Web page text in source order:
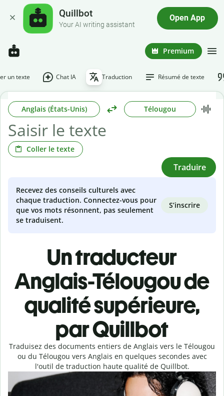
Quillbot
Your AI writing assistant
Open App
Premium
un texte Chat IA Traduction Résumé de texte
Anglais (États-Unis) Télougou
Coller le texte
Traduire
Recevez des conseils culturels avec
chaque traduction. Connectez-vous pour
que vos mots résonnent, pas seulement
se traduisent.
S’inscrire
Un traducteur
Anglais-Télougou de
qualité supérieure,
par Quillbot
Traduisez des documents entiers de Anglais vers le Télougou
ou du Télougou vers Anglais en quelques secondes avec
l'outil de traduction haute qualité de Quillbot.